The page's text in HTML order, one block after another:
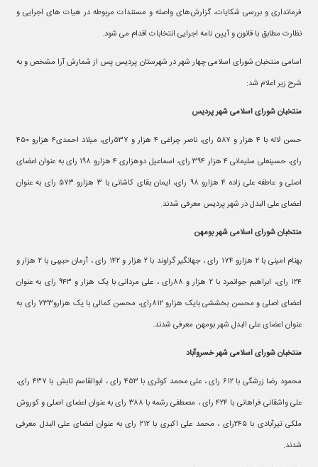
فرمانداری و بررسی شکایات، گزارش‌های واصله و مستندات مربوطه در هیات های اجرایی و
نظارت مطابق با قانون و آیین نامه اجرایی انتخابات اقدام می شود.
اسامی منتخبان شورای اسلامی چهار شهر در شهرستان پردیس پس از شمارش آرا مشخص و به
شرح زیر اعلام شد:
منتخبان شورای اسلامی شهر پردیس
حسن لاله با ۴ هزار و ۵۸۷ رای، ناصر چراغی ۴ هزار و ۵۳۷رای، میلاد احمدی۴ هزارو ۴۵۰
رای، حسینعلی سلیمانی ۴ هزار ۳۹۴ رای، اسماعیل دوهزاری ۴ هزارو ۱۹۸ رای به عنوان اعضای
اصلی و عاطفه علی زاده ۴ هزارو ۹۸ رای، ایمان بقای کاشانی با ۳ هزارو ۵۷۳ رای به عنوان
اعضای علی البدل در شهر پردیس معرفی شدند.
منتخبان شورای اسلامی شهر بومهن
بهنام امینی با ۲ هزارو ۱۷۴ رای ، جهانگیر گراوند با ۲ هزار و ۱۴۲ رای ، آرمان حبیبی با ۲ هزار و
۱۲۴ رای، ابراهیم جوانمرد با ۲ هزار و ۸۸رای ، علی مردانی با یک هزار و ۹۴۳ رای به عنوان
اعضای اصلی و محسن بخششی بایک هزارو ۸۱۲رای، محسن کمالی با یک هزارو۷۳۳ رای به
عنوان اعضای علی البدل شهر بومهن معرفی شدند.
منتخبان شورای اسلامی شهر خسروآباد
محمود رضا زرشگی با ۶۱۲ رای ، علی محمد کوثری با ۴۵۳ رای ، ابوالقاسم تابش با ۴۳۷ رای،
علی واشقانی فراهانی با ۴۲۴ رای ، مصطفی رشمه با ۳۸۸ رای به عنوان اعضای اصلی و کوروش
ملکی تیرآبادی با ۲۴۵رای ، محمد علی اکبری با ۲۱۲ رای به عنوان اعضای علی البدل معرفی
شدند.